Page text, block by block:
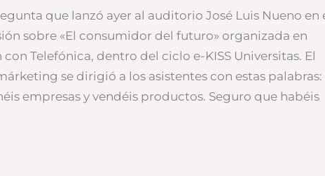
que lanzó ayer al auditorio José Luis Nueno en
sobre «El consumidor del futuro» organizada en
Telefónica, dentro del ciclo e-KISS Universitas. El
se dirigió a los asistentes con estas palabras:
empresas y vendéis productos. Seguro que habéis